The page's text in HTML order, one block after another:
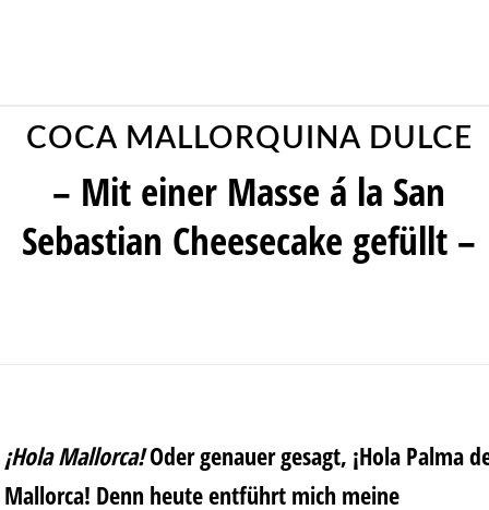
COCA MALLORQUINA DULCE
– Mit einer Masse á la San
Sebastian Cheesecake gefüllt –
¡Hola Mallorca!Oder genauer gesagt, ¡Hola Palma
Mallorca! Denn heute entführt mich meine